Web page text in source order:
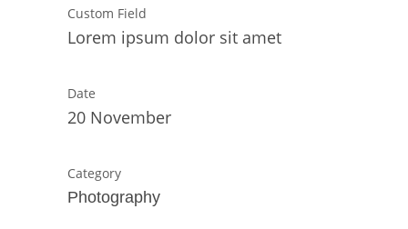
Custom Field
Lorem ipsum dolor sit amet
Date
20 November
Category
Photography